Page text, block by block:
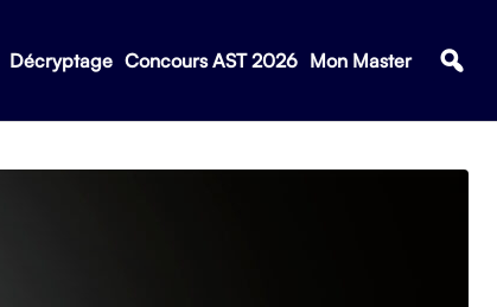
Décryptage Concours AST 2026 Mon Master